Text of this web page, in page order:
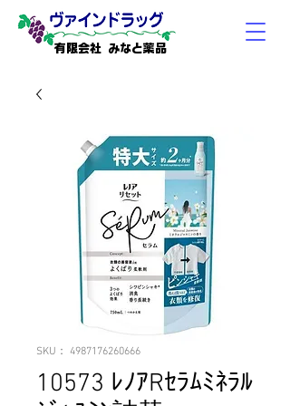
有限会社 みなと薬品
SKU： 4987176260666
10573 ﾚﾉｱRｾﾗﾑﾐﾈﾗﾙ